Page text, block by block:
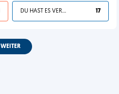
DU HAST ES VERDIENT 17
WEITER